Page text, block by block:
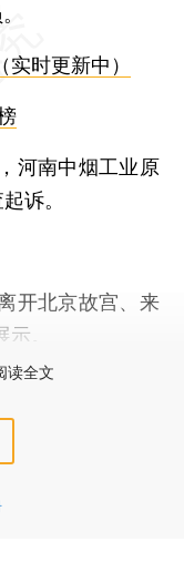
时更新中）
河南中烟工业原
诉。
开北京故宫、来
。
读全文